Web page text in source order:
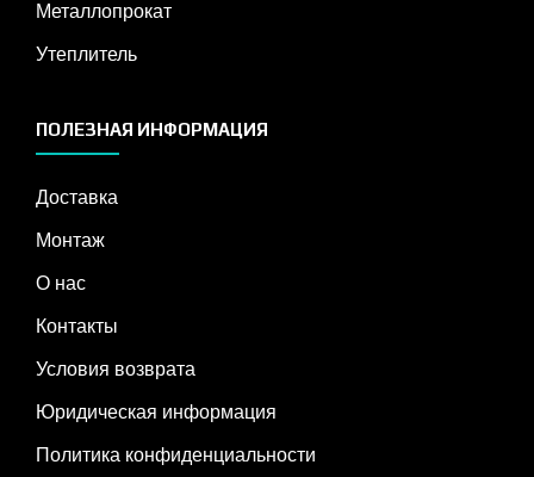
Металлопрокат
Утеплитель
ПОЛЕЗНАЯ ИНФОРМАЦИЯ
Доставка
Монтаж
О нас
Контакты
Условия возврата
Юридическая информация
Политика конфиденциальности